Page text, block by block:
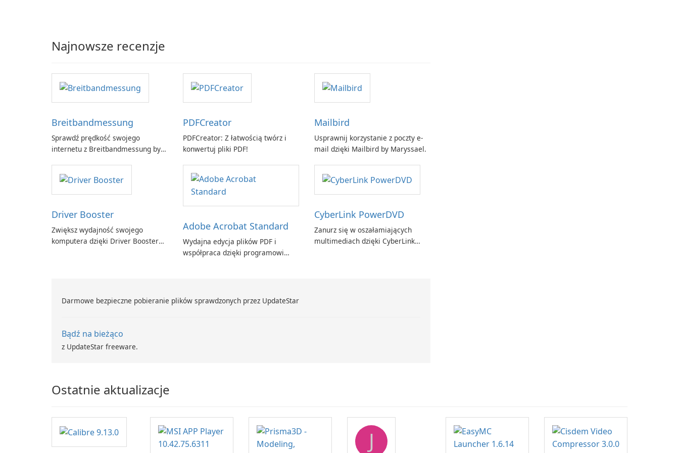
Najnowsze recenzje
Breitbandmessung
Sprawdź prędkość swojego
internetu z Breitbandmessung by
PDFCreator
PDFCreator: Z łatwością twórz i
konwertuj pliki PDF!
Mailbird
Usprawnij korzystanie z poczty e-
mail dzięki Mailbird by Maryssael.
Driver Booster
Zwiększ wydajność swojego
komputera dzięki Driver Booster
Adobe Acrobat Standard
Wydajna edycja plików PDF i
współpraca dzięki programowi
CyberLink PowerDVD
Zanurz się w oszałamiających
multimediach dzięki CyberLink
Darmowe bezpieczne pobieranie plików sprawdzonych przez UpdateStar
Bądź na bieżąco
z UpdateStar freeware.
Ostatnie aktualizacje
J